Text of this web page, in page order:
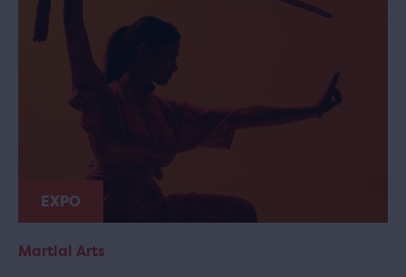
EXPO
Martial Arts